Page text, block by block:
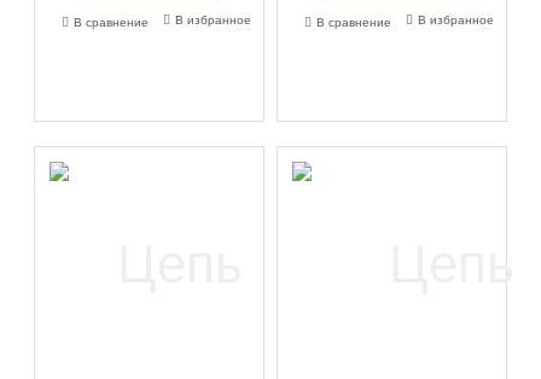
В избранное
В сравнение В избранное
В сравнение